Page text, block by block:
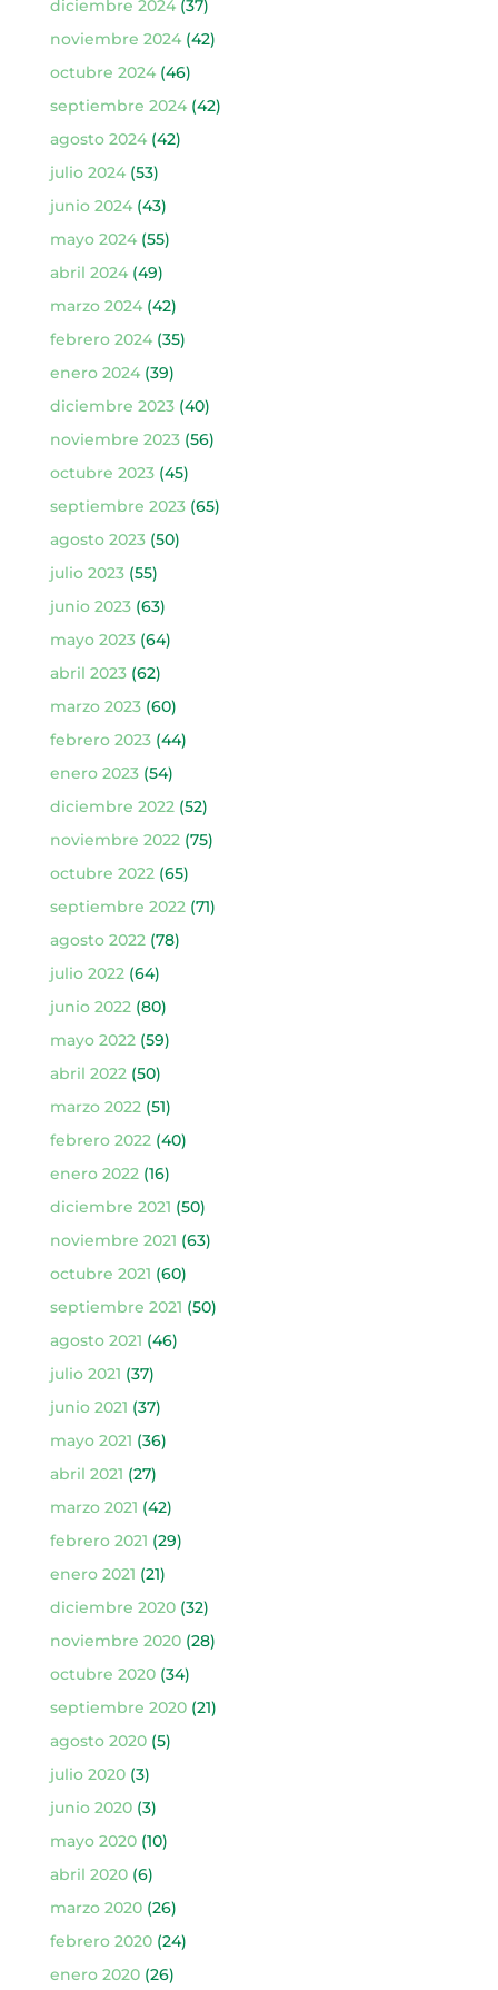
diciembre 2024(37)
noviembre 2024(42)
octubre 2024(46)
septiembre 2024(42)
agosto 2024(42)
julio 2024(53)
junio 2024(43)
mayo 2024(55)
abril 2024(49)
marzo 2024(42)
febrero 2024(35)
enero 2024(39)
diciembre 2023(40)
noviembre 2023(56)
octubre 2023(45)
septiembre 2023(65)
agosto 2023(50)
julio 2023(55)
junio 2023(63)
mayo 2023(64)
abril 2023(62)
marzo 2023(60)
febrero 2023(44)
enero 2023(54)
diciembre 2022(52)
noviembre 2022(75)
octubre 2022(65)
septiembre 2022(71)
agosto 2022(78)
julio 2022(64)
junio 2022(80)
mayo 2022(59)
abril 2022(50)
marzo 2022(51)
febrero 2022(40)
enero 2022(16)
diciembre 2021 (50)
noviembre 2021 (63)
octubre 2021 (60)
septiembre 2021 (50)
agosto 2021 (46)
julio 2021 (37)
junio 2021 (37)
mayo 2021 (36)
abril 2021 (27)
marzo 2021 (42)
febrero 2021 (29)
enero 2021 (21)
diciembre 2020(32)
noviembre 2020(28)
octubre 2020(34)
septiembre 2020(21)
agosto 2020(5)
julio 2020(3)
junio 2020(3)
mayo 2020(10)
abril 2020(6)
marzo 2020(26)
febrero 2020(24)
enero 2020(26)